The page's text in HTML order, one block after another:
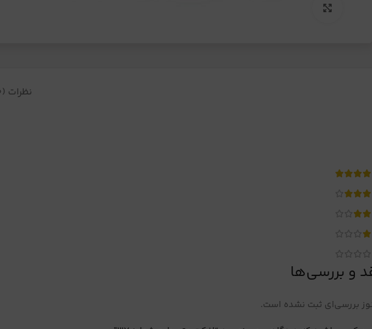
نظرات (0)
و بررسی‌ها
بررسی‌ای ثبت نشده است.